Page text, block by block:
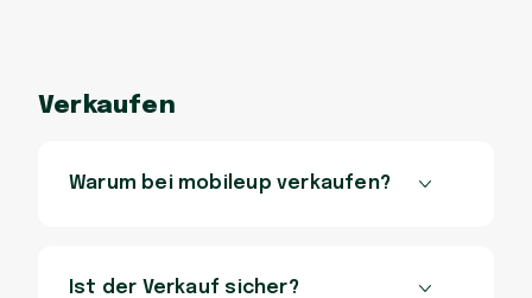
Verkaufen
Warum bei mobileup verkaufen?
Ist der Verkauf sicher?